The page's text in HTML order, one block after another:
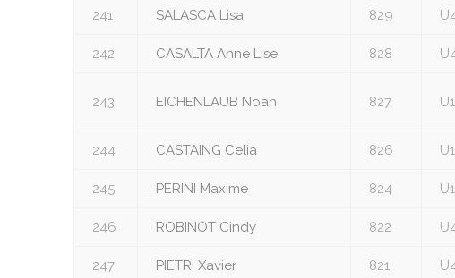
241 SALASCA Lisa 829
242 CASALTA Anne Lise 828
243 EICHENLAUB Noah 827
244 CASTAING Celia 826
245 PERINI Maxime 824
246 ROBINOT Cindy 822
247 PIETRI Xavier 821